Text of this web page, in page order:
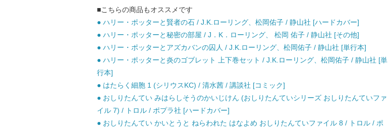
■こちらの商品もオススメです
● ハリー・ポッターと賢者の石 / J.K.ローリング、松岡佑子 / 静山社 [ハードカバー]
● ハリー・ポッターと秘密の部屋 / J．K．ローリング、 松岡 佑子 / 静山社 [その他]
● ハリー・ポッターとアズカバンの囚人 / J.K.ローリング、松岡佑子 / 静山社 [単行本]
● ハリー・ポッターと炎のゴブレット 上下巻セット / J.K.ローリング、松岡佑子 / 静山社 [単
行本]
● はたらく細胞 1 (シリウスKC) / 清水茜 / 講談社 [コミック]
● おしりたんてい みはらしそうのかいじけん (おしりたんていシリーズ おしりたんていファ
イル 7) / トロル / ポプラ社 [ハードカバー]
● おしりたんてい かいとうと ねらわれた はなよめ おしりたんていファイル 8 / トロル / ポ